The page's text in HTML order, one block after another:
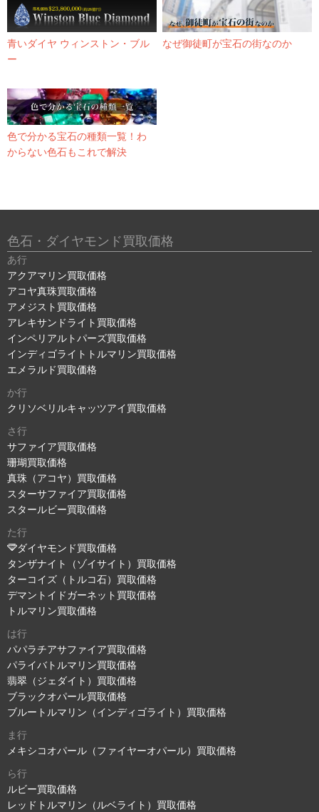
青いダイヤ ウィンストン・ブル
ー
なぜ御徒町が宝石の街なのか
色で分かる宝石の種類一覧！わ
からない色石もこれで解決
色石・ダイヤモンド買取価格
あ行
アクアマリン買取価格
アコヤ真珠買取価格
アメジスト買取価格
アレキサンドライト買取価格
インペリアルトパーズ買取価格
インディゴライトトルマリン買取価格
エメラルド買取価格
か行
クリソベリルキャッツアイ買取価格
さ行
サファイア買取価格
珊瑚買取価格
真珠（アコヤ）買取価格
スターサファイア買取価格
スタールビー買取価格
た行
ダイヤモンド買取価格
タンザナイト（ゾイサイト）買取価格
ターコイズ（トルコ石）買取価格
デマントイドガーネット買取価格
トルマリン買取価格
は行
パパラチアサファイア買取価格
パライバトルマリン買取価格
翡翠（ジェダイト）買取価格
ブラックオパール買取価格
ブルートルマリン（インディゴライト）買取価格
ま行
メキシコオパール（ファイヤーオパール）買取価格
ら行
ルビー買取価格
レッドトルマリン（ルベライト）買取価格